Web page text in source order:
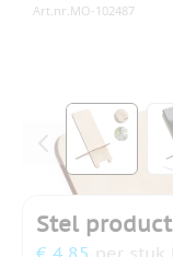
Art.nr. MO-102487
View
Stel
€ 4,85 per stuk